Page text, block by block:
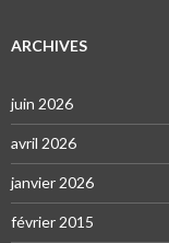
ARCHIVES
juin 2026
avril 2026
janvier 2026
février 2015